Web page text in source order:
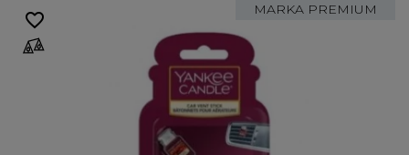
MARKA PREMIUM
favorite_border